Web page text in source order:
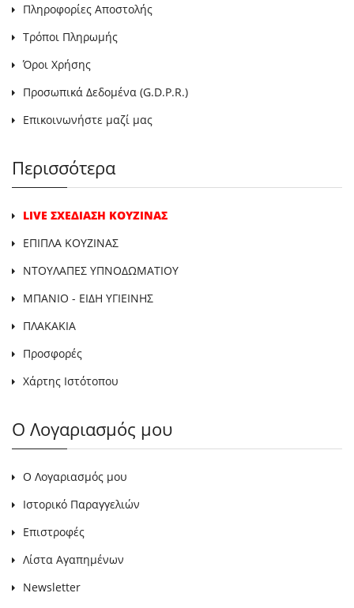
Πληροφορίες Αποστολής
Τρόποι Πληρωμής
Όροι Χρήσης
Προσωπικά Δεδομένα (G.D.P.R.)
Επικοινωνήστε μαζί μας
Περισσότερα
LIVE ΣΧΕΔΙΑΣΗ ΚΟΥΖΙΝΑΣ
ΕΠΙΠΛΑ ΚΟΥΖΙΝΑΣ
ΝΤΟΥΛΑΠΕΣ ΥΠΝΟΔΩΜΑΤΙΟΥ
ΜΠΑΝΙΟ - ΕΙΔΗ ΥΓΙΕΙΝΗΣ
ΠΛΑΚΑΚΙΑ
Προσφορές
Χάρτης Ιστότοπου
Ο Λογαριασμός μου
Ο Λογαριασμός μου
Ιστορικό Παραγγελιών
Επιστροφές
Λίστα Αγαπημένων
Newsletter